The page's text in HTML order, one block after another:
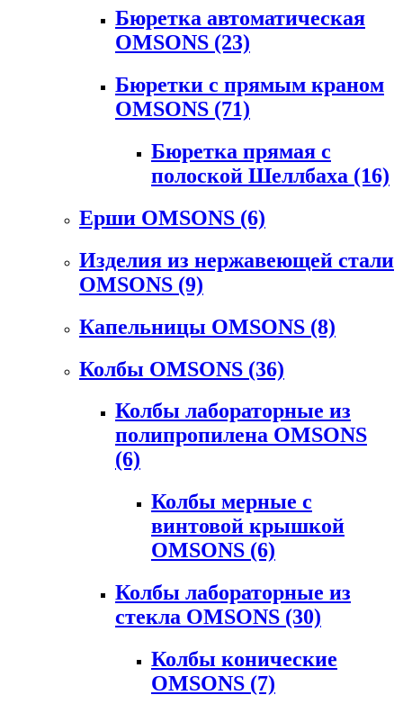
Бюретка автоматическая
OMSONS (23)
Бюретки с прямым краном
OMSONS (71)
Бюретка прямая с
полоской Шеллбаха (16)
Ерши OMSONS (6)
Изделия из нержавеющей стали
OMSONS (9)
Капельницы OMSONS (8)
Колбы OMSONS (36)
Колбы лабораторные из
полипропилена OMSONS
(6)
Колбы мерные с
винтовой крышкой
OMSONS (6)
Колбы лабораторные из
стекла OMSONS (30)
Колбы конические
OMSONS (7)